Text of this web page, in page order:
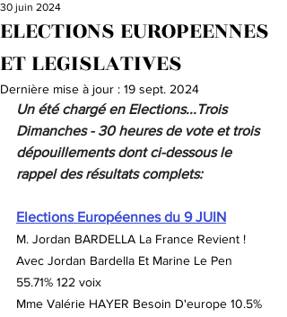
ELECTIONS EUROPEENNES
ET LEGISLATIVES
30 juin 2024
Dernière mise à jour : 19 sept. 2024
Un été chargé en Elections...Trois
Dimanches - 30 heures de vote et trois
dépouillements dont ci-dessous le
rappel des résultats complets:
Elections Européennes du 9 JUIN
M. Jordan BARDELLA La France Revient !
Avec Jordan Bardella Et Marine Le Pen
55.71% 122 voix
Mme Valérie HAYER Besoin D'europe 10.5%